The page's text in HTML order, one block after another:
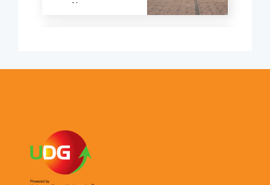
godinu
2025/26.
Konkurs za
studija za
studijsku
2026/27.
godinu